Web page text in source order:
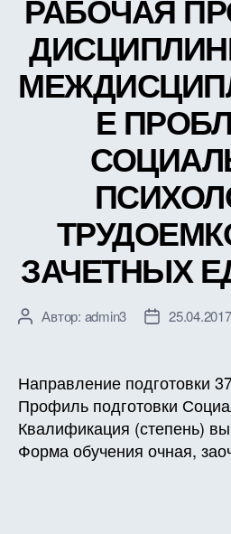
РАБОЧАЯ
Е
ЗАЧЕТНЫХ
АвторАвтор: admin3
Дата25.04.2017
Направление подготовки
Профиль подготовки
Квалификация (степень)
Форма обучения очная,